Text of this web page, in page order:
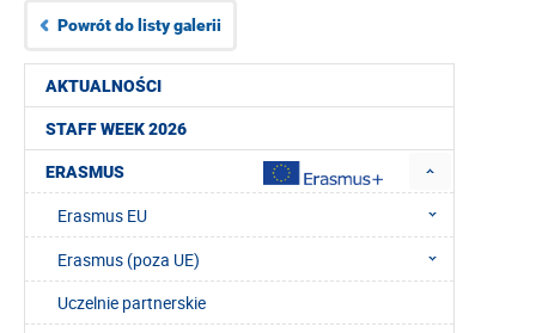
AKTUALNOŚCI
STAFF WEEK 2026
ERASMUS
Erasmus EU
Erasmus (poza UE)
Uczelnie partnerskie
Powrót do listy galerii